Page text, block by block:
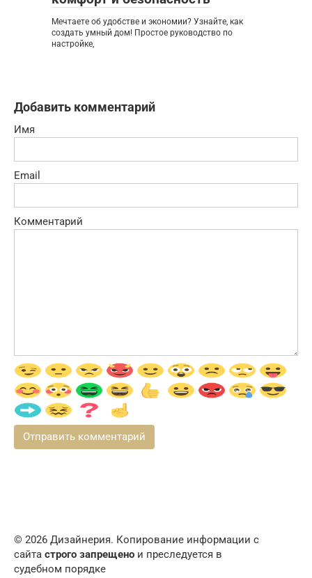
Мечтаете об удобстве и экономии? Узнайте, как
создать умный дом! Простое руководство по
настройке,
Добавить комментарий
Имя
Email
Комментарий
© 2026 Дизайнерия. Копирование информации с
сайта строго запрещено и преследуется в
судебном порядке